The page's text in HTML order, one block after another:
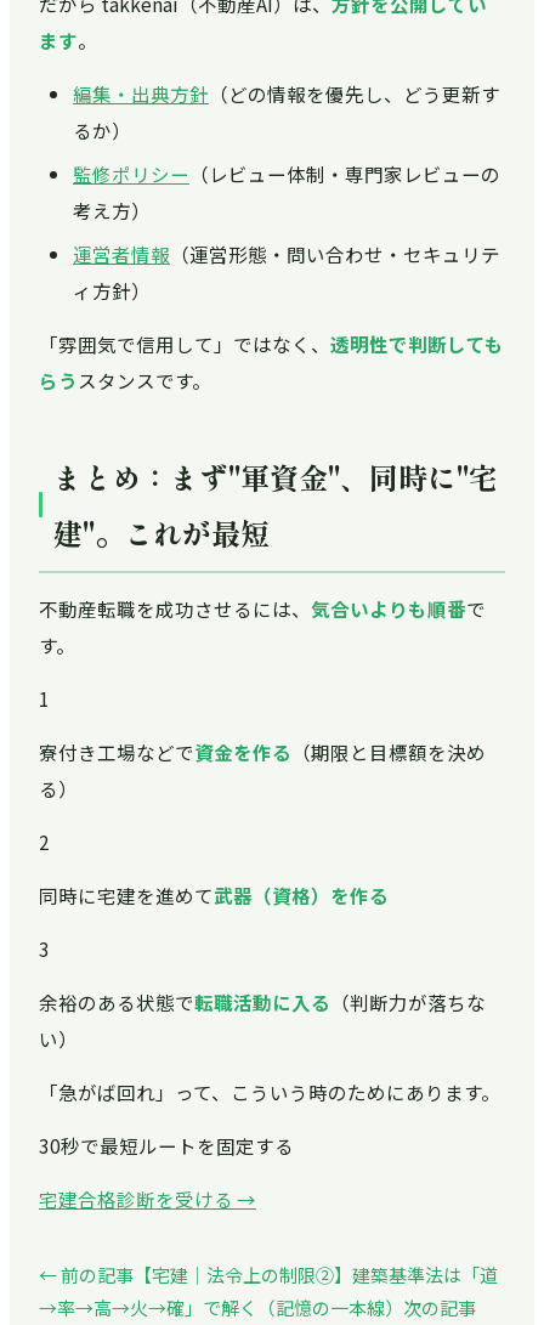
ます。
編集・出典方針 （どの情報を優先し、どう更新す
るか）
監修ポリシー （レビュー体制・専門家レビューの
考え方）
運営者情報 （運営形態・問い合わせ・セキュリテ
ィ方針）
「雰囲気で信用して」ではなく、 透明性で判断しても
らう スタンスです。
まとめ：まず"軍資金"、同時に"宅
建"。これが最短
不動産転職を成功させるには、 気合いよりも順番で
す。
1
寮付き工場などで資金を作る （期限と目標額を決め
る）
2
同時に宅建を進めて武器（資格）を作る
3
余裕のある状態で転職活動に入る （判断力が落ちな
い）
「急がば回れ」って、こういう時のためにあります。
30秒で最短ルートを固定する
宅建合格診断を受ける →
← 前の記事 【宅建｜法令上の制限②】建築基準法は「道
→率→高→火→確」で解く（記憶の一本線） 次の記事